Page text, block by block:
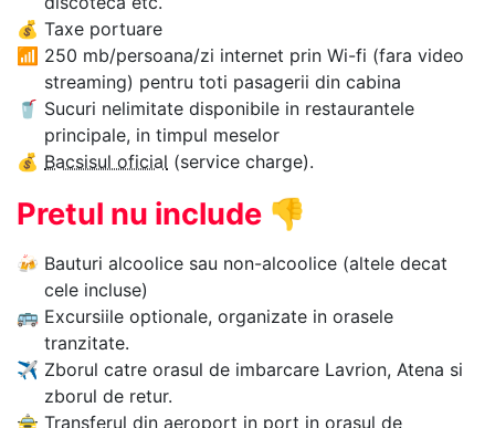
💰 Taxe portuare
📶 250 mb/persoana/zi internet prin Wi-fi (fara video
streaming) pentru toti pasagerii din cabina
🥤 Sucuri nelimitate disponibile in restaurantele
principale, in timpul meselor
💰 Bacsisul oficial (service charge).
Pretul nu include 👎
🍻 Bauturi alcoolice sau non-alcoolice (altele decat
cele incluse)
🚌 Excursiile optionale, organizate in orasele
tranzitate.
✈ Zborul catre orasul de imbarcare Lavrion, Atena si
zborul de retur.
🚖 Transferul din aeroport in port in orasul de